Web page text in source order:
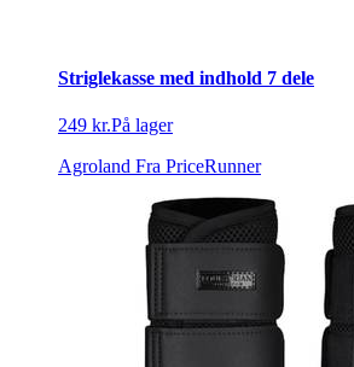
Striglekasse med indhold 7 dele
249 kr.På lager
Agroland Fra PriceRunner